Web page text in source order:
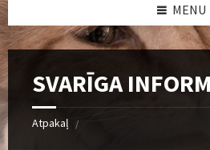
MENU
SVARĪGA
Atpakaļ /